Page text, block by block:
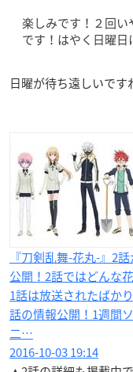
楽しみです！２回
です！はやく日曜
日曜が待ち遠しいです
『刀剣乱舞-花丸-』2
公開！2話ではどんな
1話は放送されたばか
話の情報公開！1週間
二…
2016-10-03 19:14